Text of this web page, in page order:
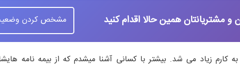
مشتریانتان همین حالا اقدام کنید مشخص کردن
کارم زیاد می شد. بیشتر با کسانی آشنا میشدم که از بیمه نامه